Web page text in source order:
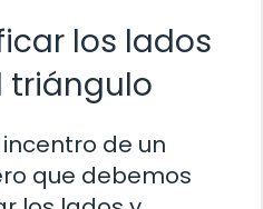
los lados
triángulo
de un
que debemos